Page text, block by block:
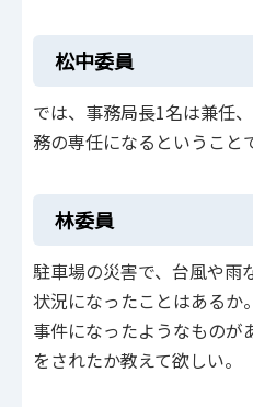
松中委員
では、事務局長1名は兼任
務の専任になるということ
林委員
駐車場の災害で、台風や雨
状況になったことはあるか
事件になったようなもの
をされたか教えて欲しい。